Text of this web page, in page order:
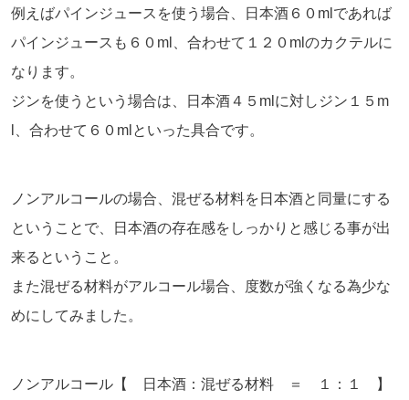
例えばパインジュースを使う場合、日本酒６０mlであれば
パインジュースも６０ml、合わせて１２０mlのカクテルに
なります。
ジンを使うという場合は、日本酒４５mlに対しジン１５m
l、合わせて６０mlといった具合です。
ノンアルコールの場合、混ぜる材料を日本酒と同量にする
ということで、日本酒の存在感をしっかりと感じる事が出
来るということ。
また混ぜる材料がアルコール場合、度数が強くなる為少な
めにしてみました。
ノンアルコール【 日本酒：混ぜる材料 ＝ １：１ 】